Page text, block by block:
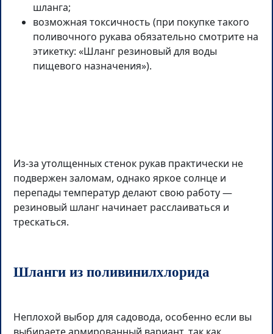
шланга;
возможная токсичность (при покупке такого
поливочного рукава обязательно смотрите на
этикетку: «Шланг резиновый для воды
пищевого назначения»).
Из-за утолщенных стенок рукав практически не
подвержен заломам, однако яркое солнце и
перепады температур делают свою работу —
резиновый шланг начинает расслаиваться и
трескаться.
Шланги из поливинилхлорида
Неплохой выбор для садовода, особенно если вы